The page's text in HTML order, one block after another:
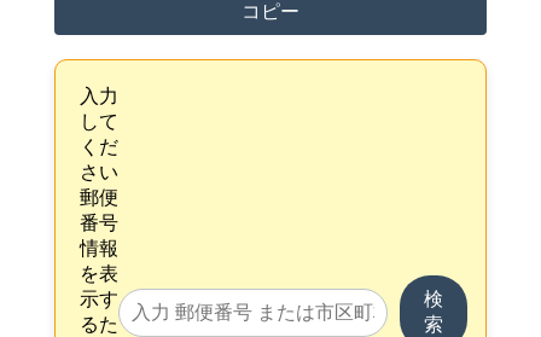
コピー
入力
して
くだ
さい
郵便
番号
情報
を表
示す
るた
検
索